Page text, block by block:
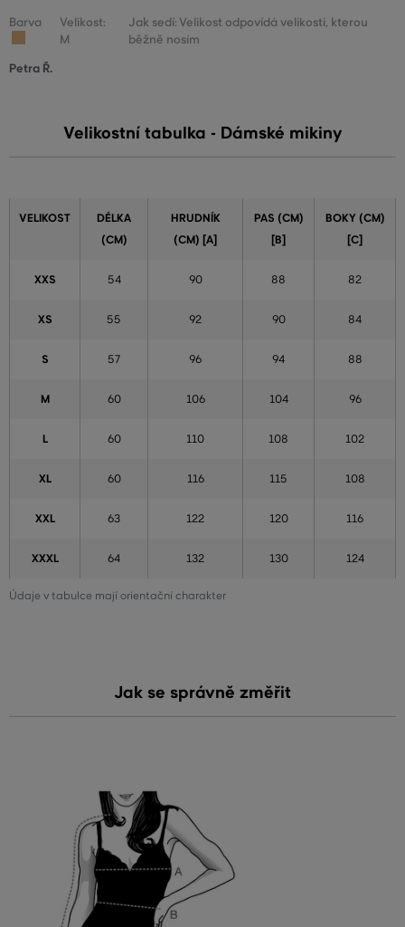
Barva
Velikost:
M
Jak sedí: Velikost odpovídá velikosti, kterou
běžně nosím
Petra Ř.
Velikostní tabulka - Dámské mikiny
Údaje v tabulce mají orientační charakter
VELIKOST
DÉLKA
(CM)
HRUDNÍK
(CM) [A]
PAS (CM)
[B]
BOKY (CM)
[C]
XXS 54 90 88 82
XS 55 92 90 84
S 57 96 94 88
M 60 106 104 96
L 60 110 108 102
XL 60 116 115 108
XXL 63 122 120 116
XXXL 64 132 130 124
Jak se správně změřit